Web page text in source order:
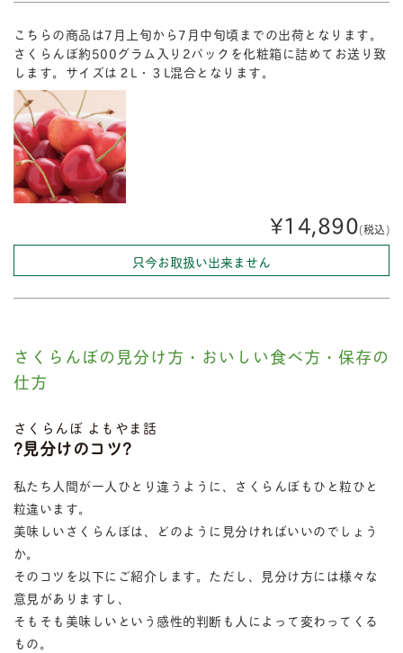
こちらの商品は7月上旬から7月中旬頃までの出荷となります。
さくらんぼ約500グラム入り2パックを化粧箱に詰めてお送り致
します。サイズは２L・３L混合となります。
¥14,890(税込)
只今お取扱い出来ません
さくらんぼの見分け方・おいしい食べ方・保存の
仕方
さくらんぼ よもやま話
?見分けのコツ?
私たち人間が一人ひとり違うように、さくらんぼもひと粒ひと
粒違います。
美味しいさくらんぼは、どのように見分ければいいのでしょう
か。
そのコツを以下にご紹介します。ただし、見分け方には様々な
意見がありますし、
そもそも美味しいという感性的判断も人によって変わってくる
もの。